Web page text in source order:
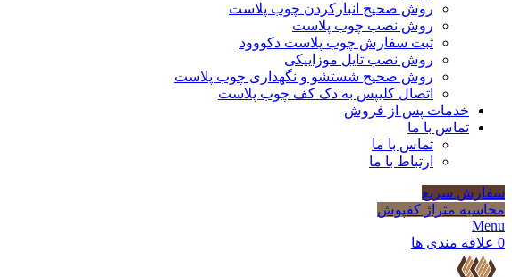
روش صحیح انبارکردن چوب پلاست
روش نصب چوب پلاست
ثبت سفارش چوب پلاست دکووود
روش نصب تایل موزاییکی
روش صحیح شستشو و نگهداری چوب پلاست
اتصال کلیپس به دک کف چوب پلاست
خدمات پس از فروش
تماس با ما
تماس با ما
ارتباط با ما
سفارش سریع
محاسبه متراژ کفپوش
Menu
0 علاقه مندی ها